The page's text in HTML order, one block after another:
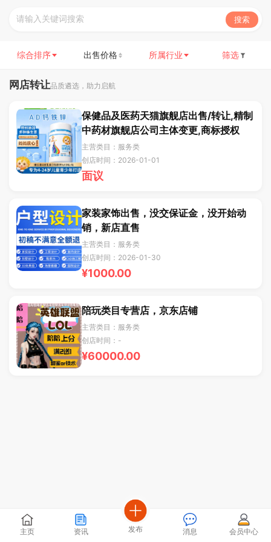
搜索
综合排序 出售价格 所属行业 筛选
网店转让品质遴选，助力启航
保健品及医药天猫旗舰店出售/转让,精制
中药材旗舰店公司主体变更,商标授权
主营类目：服务类
创店时间：2026-01-01
面议
家装家饰出售，没交保证金，没开始动
销，新店直售
主营类目：服务类
创店时间：2026-01-30
¥1000.00
陪玩类目专营店，京东店铺
主营类目：服务类
创店时间：-
¥60000.00
主页 资讯 发布 消息 会员中心